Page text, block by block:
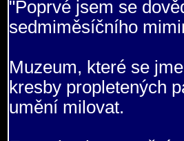
"Poprvé jsem se
sedmiměsíčního
Muzeum, které se
kresby propletených
umění milovat.